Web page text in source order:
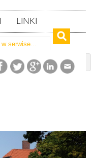
LINKI
woj. zachodniopomorskie